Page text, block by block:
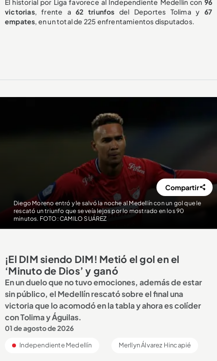
victorias, frente a62 triunfos del Deportes Tolima y 67
empates , en un total de 225 enfrentamientos disputados.
Diego Moreno entró y le salvó la noche al Medellín con un gol que le
rescató un triunfo que se veía lejos por lo mostrado en los 90
minutos. FOTO: CAMILO SUÁREZ
Compartir
¡El DIM siendo DIM! Metió el gol en el
‘Minuto de Dios’ y ganó
En un duelo que no tuvo emociones, además de estar
sin público, el Medellín rescató sobre el final una
victoria que lo acomodó en la tabla y ahora es colíder
con Tolima y Águilas.
01 de agosto de 2026
Independiente Medellín Merllyn Álvarez Hincapié